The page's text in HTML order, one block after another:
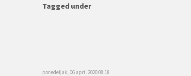
Tagged under
ponedeljak, 06 april 2020 08:18